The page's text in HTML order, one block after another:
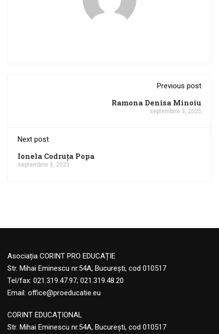
Previous post
Ramona Denisa Minoiu
septembrie 3, 2025
Next post
Ionela Codruța Popa
septembrie 3, 2025
Asociația CORINT PRO EDUCAȚIE
Str. Mihai Eminescu nr.54A, București, cod 010517
Tel/fax: 021.319.47.97; 021.319.48.20
Email: office@proeducatie.eu
CORINT EDUCAŢIONAL
Str. Mihai Eminescu nr.54A, Bucureşti, cod 010517